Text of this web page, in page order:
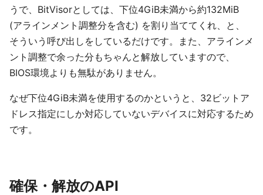
うで、BitVisorとしては、下位4GiB未満から約132MiB
(アラインメント調整分を含む) を割り当ててくれ、と、
そういう呼び出しをしているだけです。また、アラインメ
ント調整で余った分もちゃんと解放していますので、
BIOS環境よりも無駄がありません。
なぜ下位4GiB未満を使用するのかというと、32ビットア
ドレス指定にしか対応していないデバイスに対応するため
です。
確保・解放のAPI